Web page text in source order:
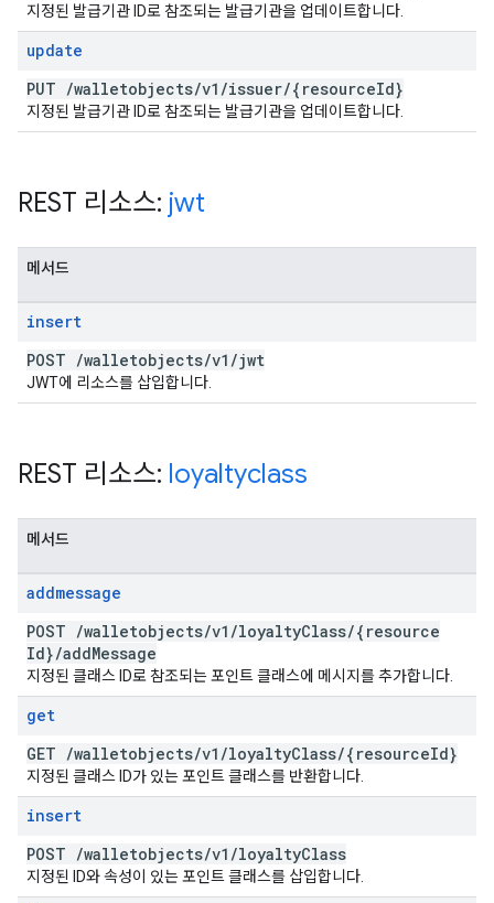
지정된 발급기관 ID로 참조되는 발급기관을 업데이트합니다.
update
PUT /walletobjects/v1 /issuer/{resourceId}
지정된 발급기관 ID로 참조되는 발급기관을 업데이트합니다.
REST 리소스: jwt
메서드
insert
POST /walletobjects/v1 /jwt
JWT에 리소스를 삽입합니다.
REST 리소스: loyaltyclass
메서드
addmessage
POST /walletobjects/v1 /loyaltyClass/{resource
Id}/addMessage
지정된 클래스 ID로 참조되는 포인트 클래스에 메시지를 추가합니다.
get
GET /walletobjects/v1 /loyaltyClass/{resourceId}
지정된 클래스 ID가 있는 포인트 클래스를 반환합니다.
insert
POST /walletobjects/v1 /loyaltyClass
지정된 ID와 속성이 있는 포인트 클래스를 삽입합니다.